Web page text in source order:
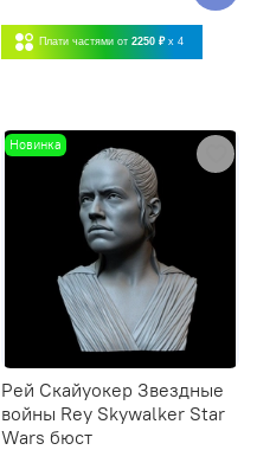
Плати частями от 2250 ₽ x 4
Новинка
Рей Скайуокер Звездные
войны Rey Skywalker Star
Wars бюст